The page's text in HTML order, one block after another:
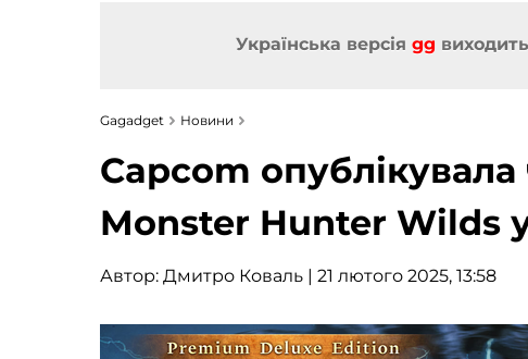
Українська версія gg
Gagadget Новини
Capcom опублікувала
Monster Hunter Wilds у
Автор: Дмитро Коваль | 21 лютого 2025, 13:58